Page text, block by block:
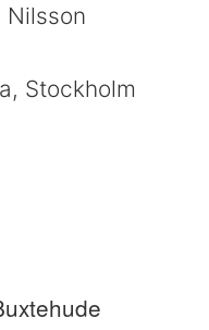
Nilsson
Stockholm